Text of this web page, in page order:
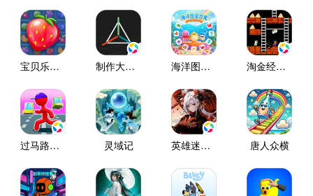
宝贝乐消消 制作大师腾讯版 海洋图鉴合集 淘金经典2018腾讯版
过马路模拟器腾讯版 灵域记 英雄迷宫冒险腾讯版 唐人众横